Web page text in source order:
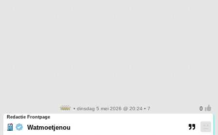
• dinsdag 5 mei 2026 @ 20:24 • 7
Redactie Frontpage
Watmoetjenou